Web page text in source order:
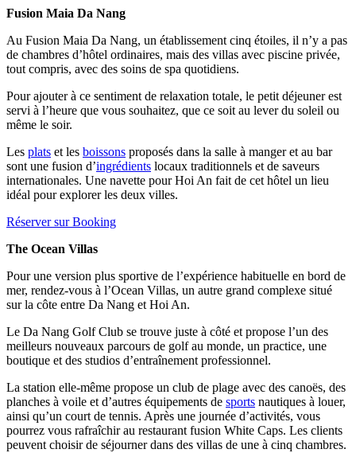
Fusion Maia Da Nang
Au Fusion Maia Da Nang, un établissement cinq étoiles, il n’y a pas
de chambres d’hôtel ordinaires, mais des villas avec piscine privée,
tout compris, avec des soins de spa quotidiens.
Pour ajouter à ce sentiment de relaxation totale, le petit déjeuner est
servi à l’heure que vous souhaitez, que ce soit au lever du soleil ou
même le soir.
Les plats et les boissons proposés dans la salle à manger et au bar
sont une fusion d’ingrédients locaux traditionnels et de saveurs
internationales. Une navette pour Hoi An fait de cet hôtel un lieu
idéal pour explorer les deux villes.
Réserver sur Booking
The Ocean Villas
Pour une version plus sportive de l’expérience habituelle en bord de
mer, rendez-vous à l’Ocean Villas, un autre grand complexe situé
sur la côte entre Da Nang et Hoi An.
Le Da Nang Golf Club se trouve juste à côté et propose l’un des
meilleurs nouveaux parcours de golf au monde, un practice, une
boutique et des studios d’entraînement professionnel.
La station elle-même propose un club de plage avec des canoës, des
planches à voile et d’autres équipements de sports nautiques à louer,
ainsi qu’un court de tennis. Après une journée d’activités, vous
pourrez vous rafraîchir au restaurant fusion White Caps. Les clients
peuvent choisir de séjourner dans des villas de une à cinq chambres.